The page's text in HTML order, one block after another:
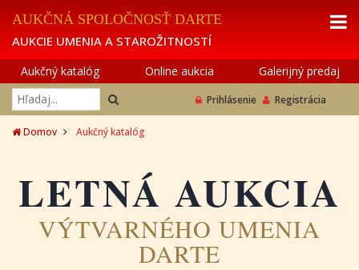
AUKČNÁ SPOLOČNOSŤ DARTE
AUKCIE UMENIA A STAROŽITNOSTÍ
Aukčný katalóg Online aukcia Galerijný predaj
Prihlásenie Registrácia
Domov Aukčný katalóg
LETNÁ AUKCIA
VÝTVARNÉHO UMENIA
DARTE